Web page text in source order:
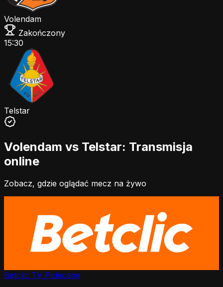
Volendam
Zakończony
15:30
Telstar
Volendam vs Telstar: Transmisja
online
Zobacz, gdzie oglądać mecz na żywo
Betclic TV Polecane